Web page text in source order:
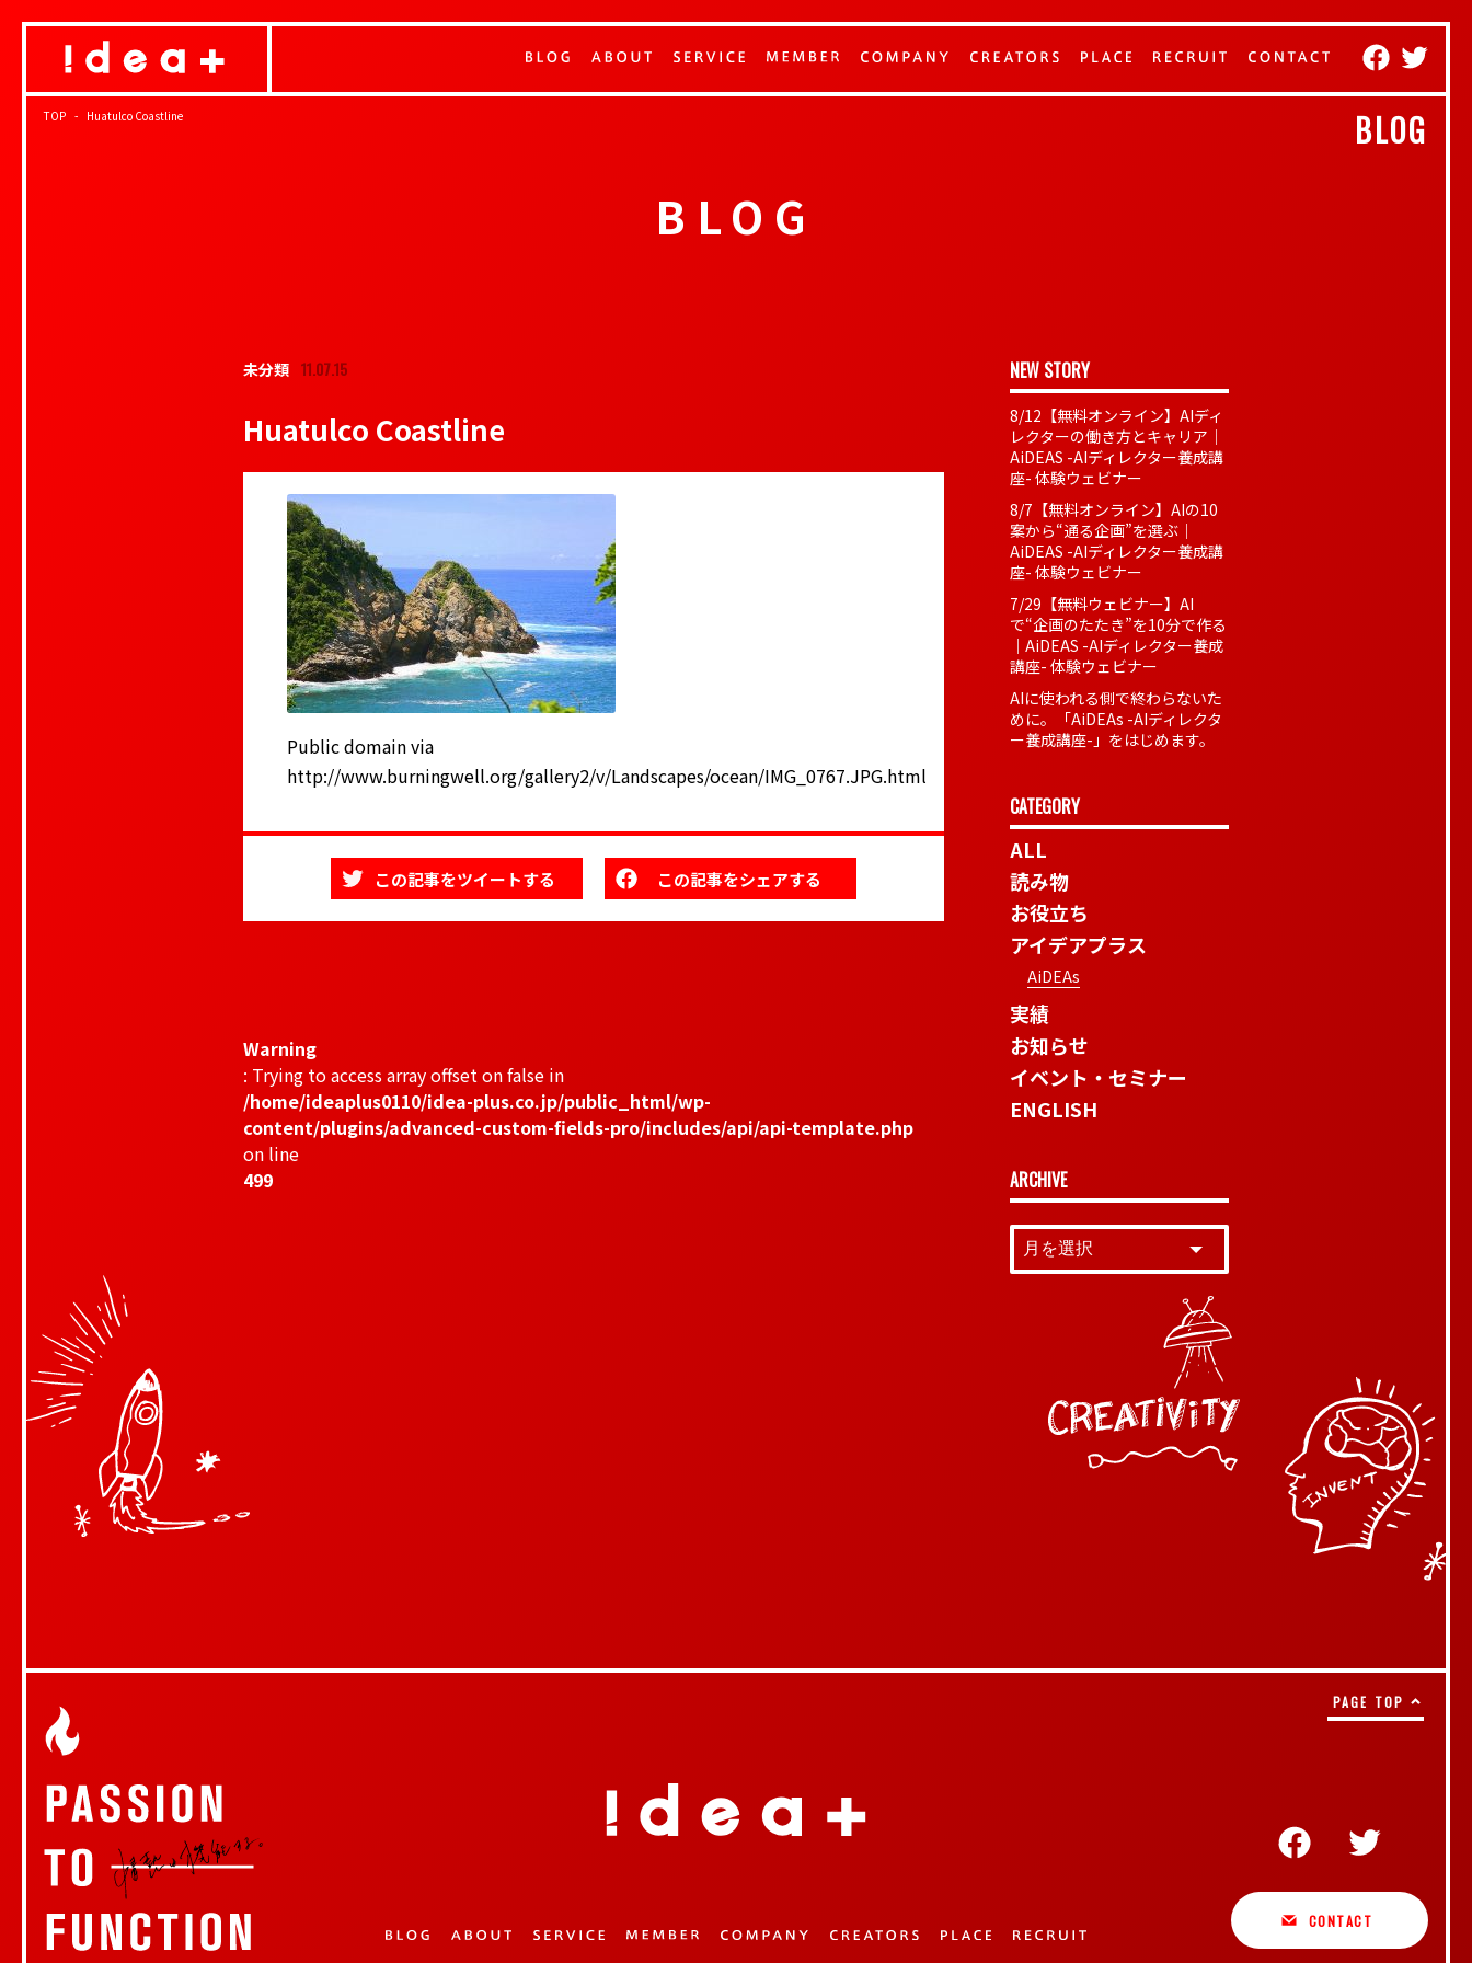
BLOG
TOP Huatulco Coastline
BLOG
未分類 11.07.15
Huatulco Coastline
Public domain via
http://www.burningwell.org/gallery2/v/Landscapes/ocean/IMG_0767.JPG.html
この記事をツイートする この記事をシェアする
Warning
: Trying to access array offset on false in
/home/ideaplus0110/idea-plus.co.jp/public_html/wp-
content/plugins/advanced-custom-fields-pro/includes/api/api-template.php
on line
499
NEW STORY
8/12【無料オンライン】AIディ
レクターの働き方とキャリア｜
AiDEAS -AIディレクター養成講
座- 体験ウェビナー
8/7【無料オンライン】AIの10
案から“通る企画”を選ぶ｜
AiDEAS -AIディレクター養成講
座- 体験ウェビナー
7/29【無料ウェビナー】AI
で“企画のたたき”を10分で作る
｜AiDEAS -AIディレクター養成
講座- 体験ウェビナー
AIに使われる側で終わらないた
めに。「AiDEAs -AIディレクタ
ー養成講座-」をはじめます。
CATEGORY
ALL
読み物
お役立ち
アイデアプラス
AiDEAs
実績
お知らせ
イベント・セミナー
ENGLISH
ARCHIVE
PAGE TOP
CONTACT